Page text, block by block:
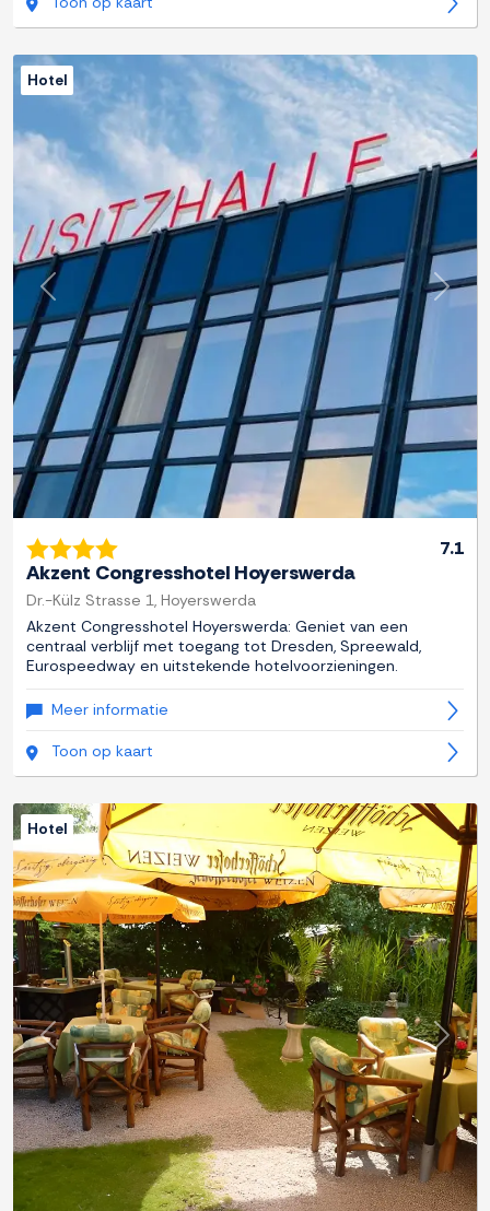
Previous Next
Hotel
7.1
Akzent Congresshotel Hoyerswerda
Dr.-Külz Strasse 1, Hoyerswerda
Akzent Congresshotel Hoyerswerda: Geniet van een
centraal verblijf met toegang tot Dresden, Spreewald,
Eurospeedway en uitstekende hotelvoorzieningen.
Meer informatie
Toon op kaart
Previous Next
Hotel